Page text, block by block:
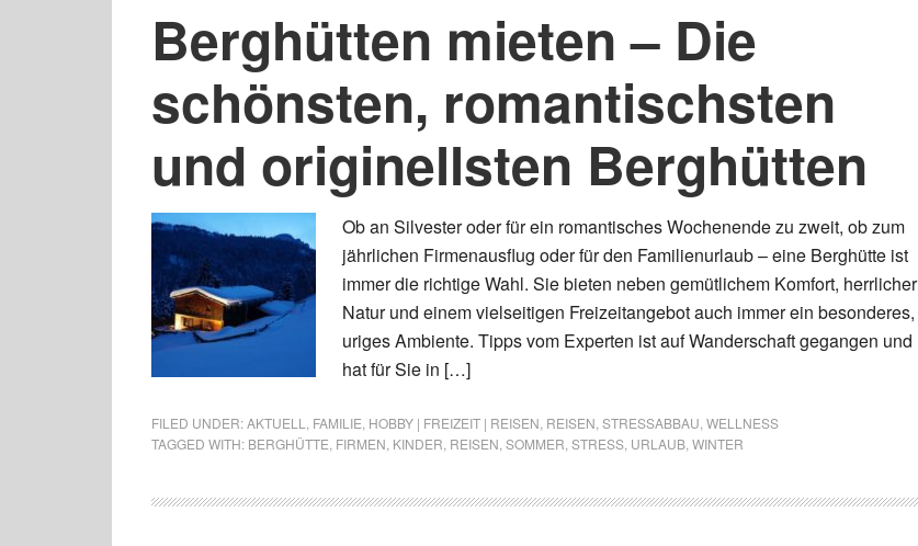
Berghütten mieten – Die
schönsten, romantischsten
und originellsten Berghütten
Ob an Silvester oder für ein romantisches Wochenende zu zweit, ob zum
jährlichen Firmenausflug oder für den Familienurlaub – eine Berghütte ist
immer die richtige Wahl. Sie bieten neben gemütlichem Komfort, herrlicher
Natur und einem vielseitigen Freizeitangebot auch immer ein besonderes,
uriges Ambiente. Tipps vom Experten ist auf Wanderschaft gegangen und
hat für Sie in […]
FILED UNDER:AKTUELL FAMILIE HOBBY | FREIZEIT | REISEN REISEN STRESSABBAU WELLNESS
TAGGED WITH: BERGHÜTTE FIRMEN KINDER REISEN SOMMER STRESS URLAUB WINTER